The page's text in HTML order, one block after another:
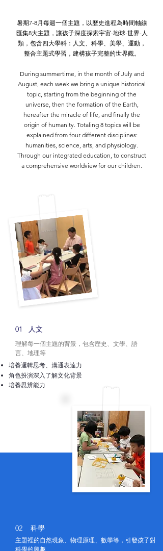
暑期7-8月每週一個主題，以歷史進程為時間軸線
匯集8大主題，讓孩子深度探索宇宙-地球-世界-人
類，包含四大學科：人文、科學、美學、運動，
整合主題式學習，建構孩子完整的世界觀。
During summertime, in the month of July and
August, each week we bring a unique historical
topic, starting from the beginning of the
universe, then the formation of the Earth,
hereafter the miracle of life, and finally the
origin of humanity. Totaling 8 topics will be
explained from four different disciplines:
humanities, science, arts, and physiology.
Through our integrated education, to construct
a comprehensive worldview for our children.
01 人文
理解每一個主題的背景，包含歷史、文學、語
言、地理等
培養邏輯思考、溝通表達力
角色扮演深入了解文化背景
​培養思辨能力
02 科學
主題裡的自然現象、物理原理、數學等，引發孩子對
科學的興趣